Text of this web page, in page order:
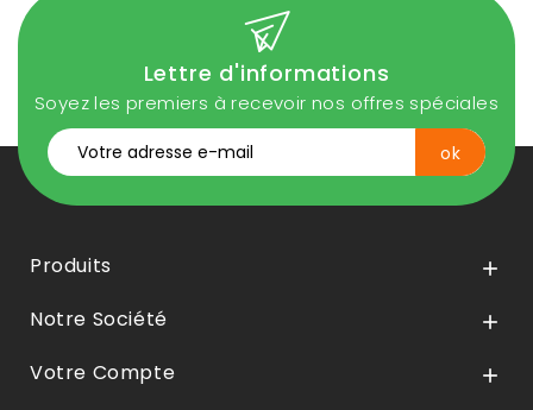
Lettre d'informations
Soyez les premiers à recevoir nos offres spéciales
Produits 
Notre Société 
Votre Compte 